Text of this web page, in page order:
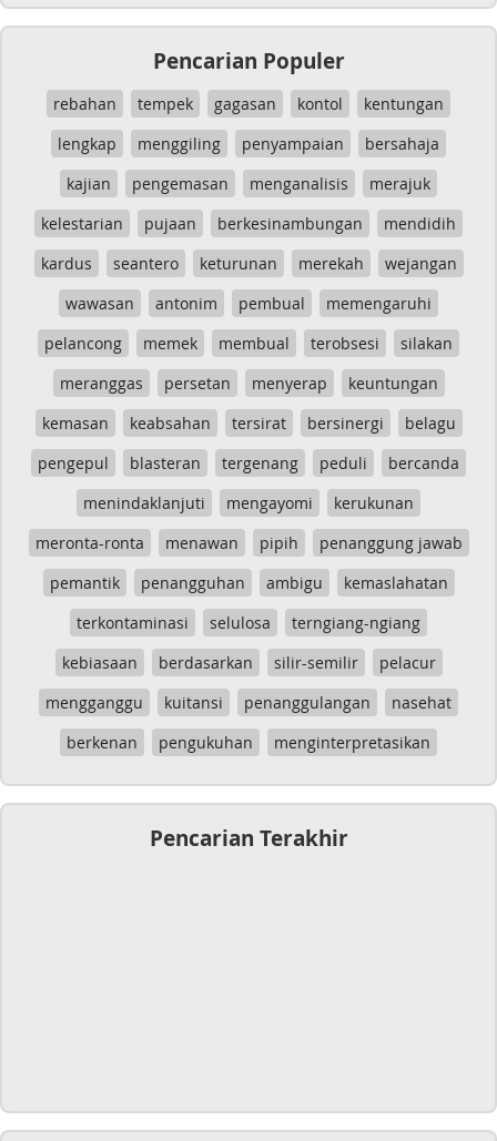
Pencarian Populer
rebahan tempek gagasan kontol
kentungan
lengkap
menggiling penyampaian
bersahaja
kajian
pengemasan menganalisis
merajuk
kelestarian
pujaan berkesinambungan
mendidih
kardus
seantero keturunan merekah
wejangan
wawasan
antonim pembual
memengaruhi
pelancong
memek membual terobsesi
silakan
meranggas
persetan menyerap
keuntungan
kemasan
keabsahan tersirat bersinergi
belagu
pengepul
blasteran tergenang peduli
bercanda
menindaklanjuti
mengayomi
kerukunan
meronta-ronta
menawan pipih
penanggung jawab
pemantik
penangguhan ambigu
kemaslahatan
terkontaminasi
selulosa
terngiang-ngiang
kebiasaan
berdasarkan silir-semilir
pelacur
mengganggu
kuitansi penanggulangan
nasehat
berkenan
pengukuhan menginterpretasikan
Pencarian Terakhir